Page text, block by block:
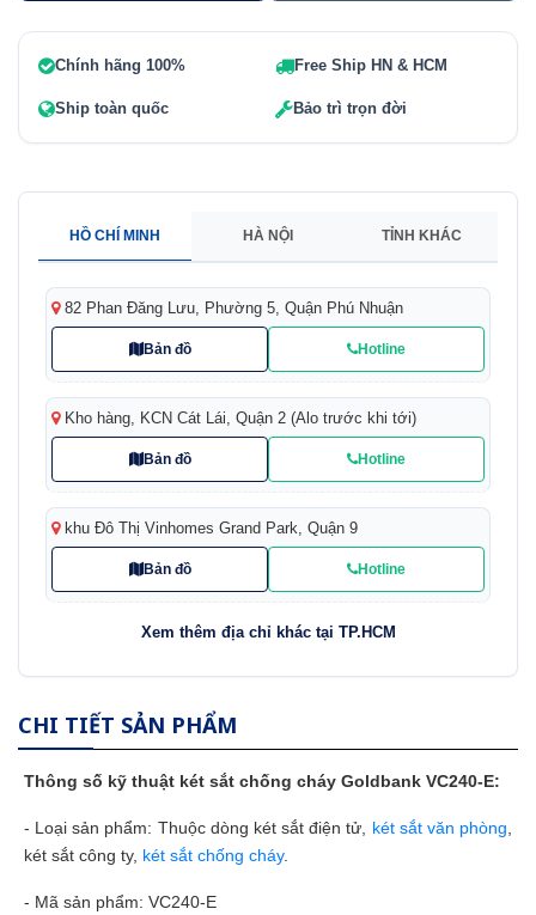
Chính hãng 100% Free Ship HN & HCM
Ship toàn quốc Bảo trì trọn đời
HỒ CHÍ MINH HÀ NỘI TỈNH KHÁC
82 Phan Đăng Lưu, Phường 5, Quận Phú Nhuận
Bản đồ Hotline
Kho hàng, KCN Cát Lái, Quận 2 (Alo trước khi tới)
Bản đồ Hotline
khu Đô Thị Vinhomes Grand Park, Quận 9
Bản đồ Hotline
Xem thêm địa chỉ khác tại TP.HCM
CHI TIẾT SẢN PHẨM
Thông số kỹ thuật két sắt chống cháy Goldbank VC240-E:
- Loại sản phẩm: Thuộc dòng két sắt điện tử, két sắt văn phòng
két sắt công ty, két sắt chống cháy.
- Mã sản phẩm: VC240-E